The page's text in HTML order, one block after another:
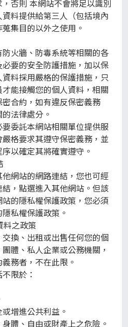
否則 本網站不會將足以識別
料提供給第三人（包括境內
集目的以外之使用。
火牆、防毒系統等相關的各
要的安全防護措施，加以保
料採用嚴格的保護措施，只
能接觸您的個人資料，相關
合約，如有違反保密義務
法律處分。
委託本網站相關單位提供服
格要求其遵守保密義務，並
以確定其將確實遵守。
網站的網路連結，您也可經
，點選進入其他網站。但該
的隱私權保護政策，您必須
私權保護政策。
料之政策
換、出租或出售任何您的個
體、私人企業或公務機關，
務者，不在此限。
限於：
增進公共利益。
體、自由或財產上之危險。